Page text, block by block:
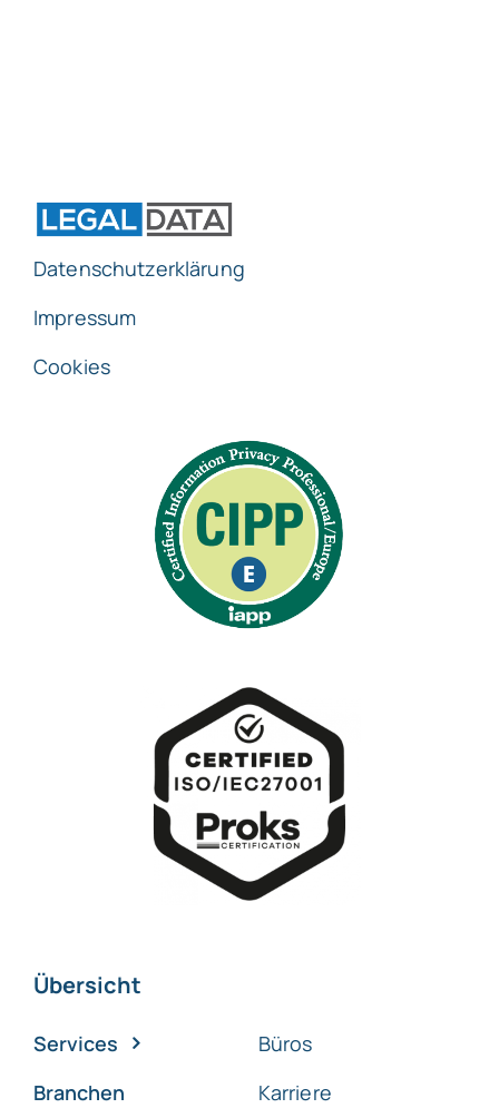
Datenschutzerklärung
Impressum
Cookies
Übersicht
Services
Branchen
Büros
Karriere